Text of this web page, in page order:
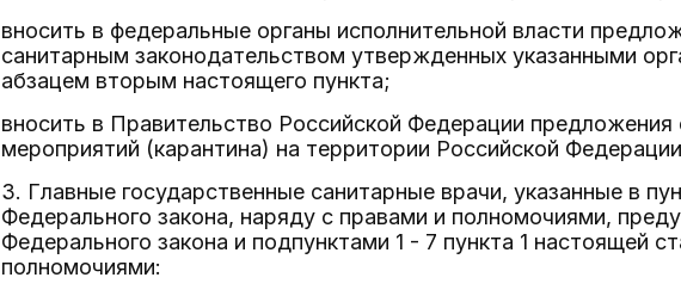
вносить в федеральные органы исполнительной власти
санитарным законодательством утвержденных указанными
абзацем вторым настоящего пункта;
вносить в Правительство Российской Федерации
мероприятий (карантина) на территории Российской
3. Главные государственные санитарные врачи, указанные в
Федерального закона, наряду с правами и полномочиями,
Федерального закона и подпунктами 1 - 7 пункта 1 настоящей
полномочиями: